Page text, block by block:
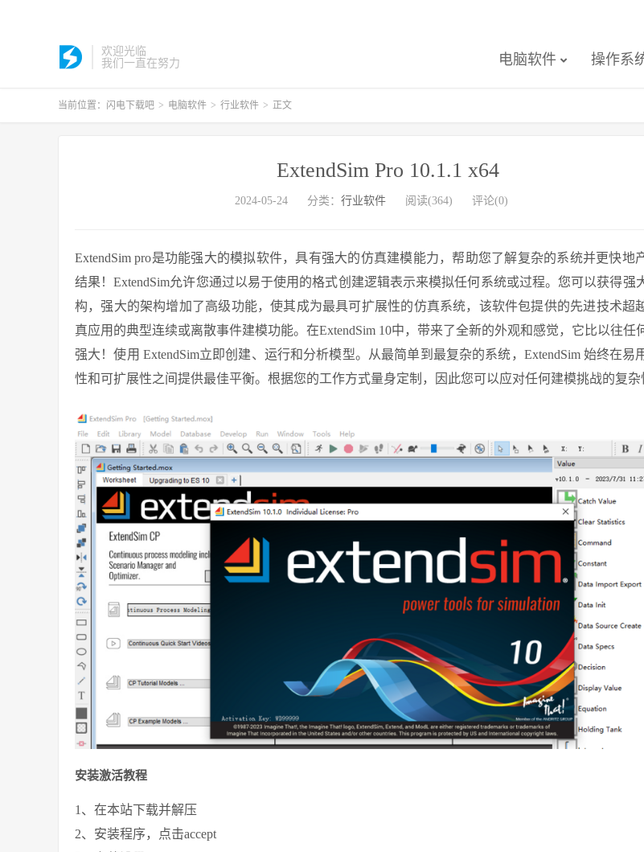
欢迎光临
我们一直在努力
电脑软件 操作系
当前位置： 闪电下载吧 > 电脑软件 > 行业软件 > 正文
ExtendSim Pro 10.1.1 x64
2024-05-24 分类： 行业软件 阅读(364) 评论(0)
ExtendSim pro是功能强大的模拟软件，具有强大的仿真建模能力，帮助您了解复杂的系统并更快地
结果！ExtendSim允许您通过以易于使用的格式创建逻辑表示来模拟任何系统或过程。您可以获得强
构，强大的架构增加了高级功能，使其成为最具可扩展性的仿真系统，该软件包提供的先进技术超
真应用的典型连续或离散事件建模功能。在ExtendSim 10中，带来了全新的外观和感觉，它比以往任
强大！使用 ExtendSim立即创建、运行和分析模型。从最简单到最复杂的系统，ExtendSim 始终在易
性和可扩展性之间提供最佳平衡。根据您的工作方式量身定制，因此您可以应对任何建模挑战的复杂
安装激活教程
1、在本站下载并解压
2、安装程序，点击accept